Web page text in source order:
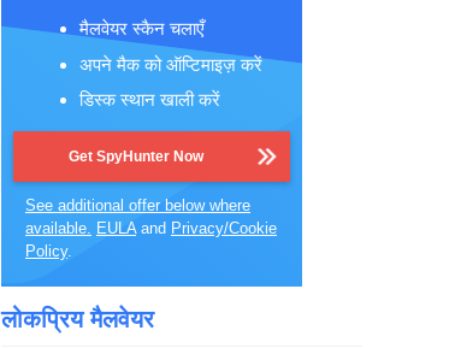
मैलवेयर स्कैन चलाएँ
अपने मैक को ऑप्टिमाइज़ करें
डिस्क स्थान खाली करें
Get SpyHunter Now
See additional offer below where
available. EULAand Privacy/Cookie
Policy.
लोकप्रिय मैलवेयर